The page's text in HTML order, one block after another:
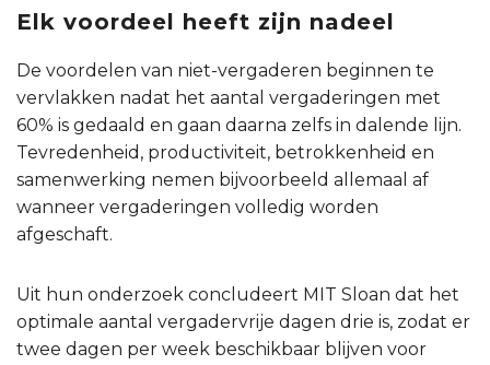
Elk voordeel heeft zijn nadeel
De voordelen van niet-vergaderen beginnen te
vervlakken nadat het aantal vergaderingen met
60% is gedaald en gaan daarna zelfs in dalende lijn.
Tevredenheid, productiviteit, betrokkenheid en
samenwerking nemen bijvoorbeeld allemaal af
wanneer vergaderingen volledig worden
afgeschaft.
Uit hun onderzoek concludeert MIT Sloan dat het
optimale aantal vergadervrije dagen drie is, zodat er
twee dagen per week beschikbaar blijven voor